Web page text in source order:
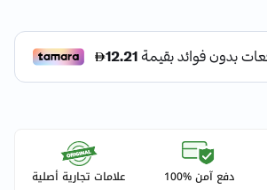
دفع آمن %100 علامات تجارية أصلية